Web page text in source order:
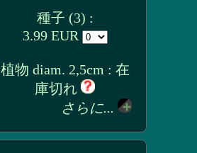
種子 (3) :
3.99 EUR
植物 diam. 2,5cm : 在
庫切れ
さらに...